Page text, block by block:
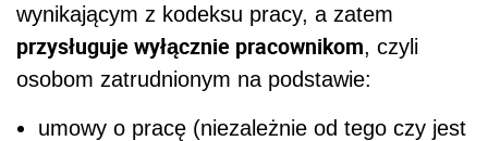
wynikającym z kodeksu pracy, a zatem
przysługuje wyłącznie pracownikom, czyli
osobom zatrudnionym na podstawie:
umowy o pracę (niezależnie od tego czy jest